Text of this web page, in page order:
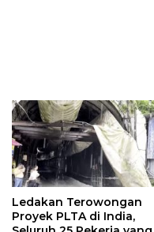
Ledakan Terowongan
Proyek PLTA di India,